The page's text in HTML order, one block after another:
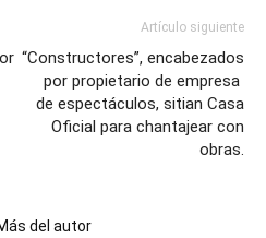
Artículo siguiente
“Constructores”, encabezados
por propietario de empresa
de espectáculos, sitian Casa
Oficial para chantajear con
obras.
del autor